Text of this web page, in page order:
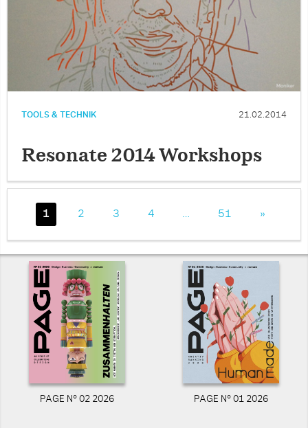
TOOLS & TECHNIK 21.02.2014
Resonate 2014 Workshops
1 2 3 4 51 »
PAGE N° 02 2026 PAGE N° 01 2026